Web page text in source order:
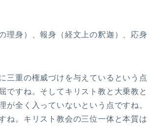
理身）、報身（経文上の釈迦）、応身
三重の権威づけを与えているという点
ですね。そしてキリスト教と大乗教と
全く入っていないという点ですね。
ね。キリスト教会の三位一体と本質は